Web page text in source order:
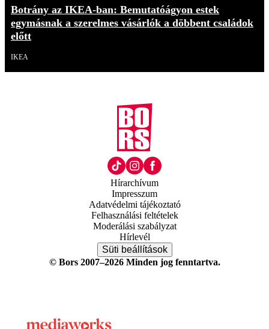
Botrány az IKEA-ban: Bemutatóágyon estek
egymásnak a szerelmes vásárlók a döbbent családok
előtt
IKEA
Hírarchívum
Impresszum
Adatvédelmi tájékoztató
Felhasználási feltételek
Moderálási szabályzat
Hírlevél
Süti beállítások
© Bors 2007–2026 Minden jog fenntartva.